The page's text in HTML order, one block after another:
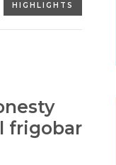
HIGHLIGHTS
frigobar